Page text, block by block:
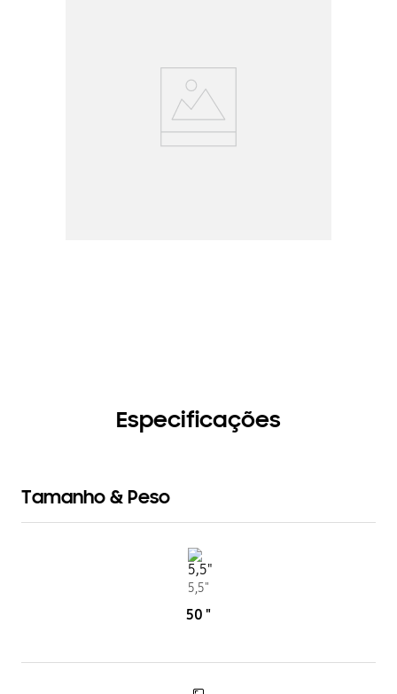
Especificações
Tamanho & Peso
5,5"
50 "